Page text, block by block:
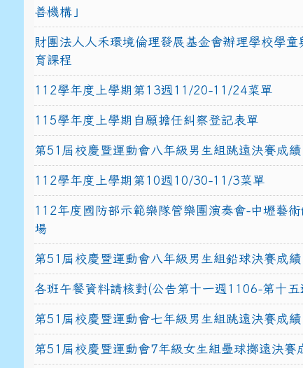
善機構」
財團法人人禾環境倫理發展基金會辦理學校學童
育課程
112學年度上學期第13週11/20-11/24菜單
115學年度上學期自願擔任糾察登記表單
第51屆校慶暨運動會八年級男生組跳遠決賽成績
112學年度上學期第10週10/30-11/3菜單
112年度國防部示範樂隊管樂團演奏會-中壢藝術
場
第51屆校慶暨運動會八年級男生組鉛球決賽成績
各班午餐資料請核對(公告第十一週1106-第十
第51屆校慶暨運動會七年級男生組跳遠決賽成績
第51屆校慶暨運動會7年級女生組壘球擲遠決賽